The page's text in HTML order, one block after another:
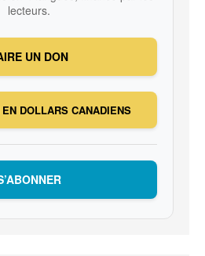
lecteurs.
UN DON
DOLLARS CANADIENS